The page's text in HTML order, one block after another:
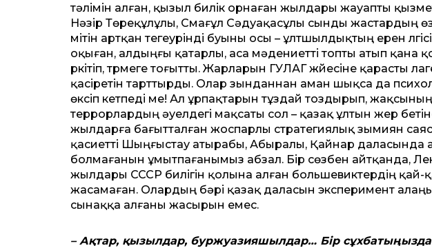
тәлімін алған, қызыл билік орнаған жылдары жауапты
Нәзір Төреқұлұлы, Смағұл Сәдуақасұлы сынды жастардың
үмітін артқан тегеурінді буыны осы – ұлтшылдықтың ерен
оқыған, алдыңғы қатарлы, аса мәдениетті топты атып
үркітіп, түрмеге тоғытты. Жарларын ГУЛАГ жүйесіне қарасты
қасіретін тарттырды. Олар зынданнан аман шықса да
өксіп кетпеді ме! Ал ұрпақтарын тұздай тоздырып,
террорлардың әуелдегі мақсаты сол – қазақ ұлтын жер
жылдарға бағытталған жоспарлы стратегиялық зымиян
қасиетті Шыңғыстау атырабы, Абыралы, Қайнар
болмағанын ұмытпағанымыз абзал. Бір сөзбен айтқанда,
жылдары СССР билігін қолына алған большевиктердің қай-
жасамаған. Олардың бәрі қазақ даласын эксперимент
сынаққа алғаны жасырын емес.
– Ақтар, қызылдар, буржуазияшылдар… Бір